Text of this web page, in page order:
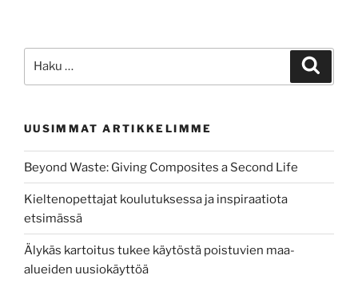
UUSIMMAT ARTIKKELIMME
Beyond Waste: Giving Composites a Second Life
Kieltenopettajat koulutuksessa ja inspiraatiota
etsimässä
Älykäs kartoitus tukee käytöstä poistuvien maa-
alueiden uusiokäyttöä